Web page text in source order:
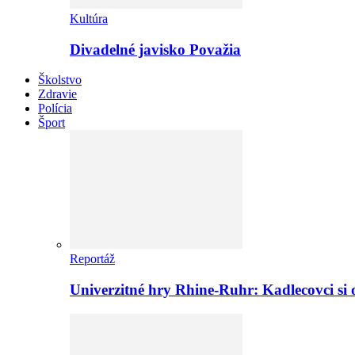
Kultúra
Divadelné javisko Považia
Školstvo
Zdravie
Polícia
Šport
Reportáž
Univerzitné hry Rhine-Ruhr: Kadlecovci si